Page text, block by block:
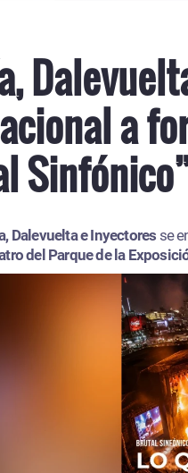
a
Dalevuelta e Inyectores se
del Parque de la